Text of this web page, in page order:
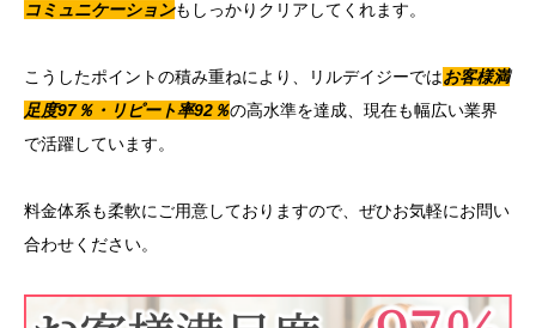
コミュニケーションもしっかりクリアしてくれます。
こうしたポイントの積み重ねにより、リルデイジーではお客様満
足度97％・リピート率92％の高水準を達成、現在も幅広い業界
で活躍しています。
料金体系も柔軟にご用意しておりますので、ぜひお気軽にお問い
合わせください。